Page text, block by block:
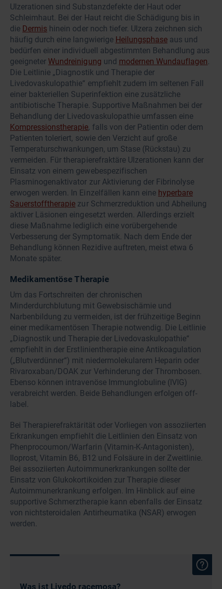
Ulzerationen sind Substanzdefekte der Haut oder
Schleimhaut. Bei der Haut reicht die Schädigung bis in
die Dermis hinein oder noch tiefer. Ulzera zeichnen sich
häufig durch eine langwierige Heilungsphase aus und
bedürfen einer individuell abgestimmten Behandlung aus
geeigneterWundreinigung und modernen Wundauflagen.
Die Leitlinie „Diagnostik und Therapie der
Livedovaskulopathie“ empfiehlt zudem im seltenen Fall
einer bakteriellen Superinfektion eine zusätzliche
antibiotische Therapie. Supportive Maßnahmen bei der
Behandlung der Livedovaskulopathie umfassen eine
Kompressionstherapie, falls von der Patientin oder dem
Patienten toleriert, sowie den Verzicht auf große
Temperaturschwankungen, um Stase (Rückstau) zu
vermeiden. Für therapierefraktäre Ulzerationen kann der
Einsatz von einem gewebespezifischen
Plasminogenaktivator zur Aktivierung der Fibrinolyse
erwogen werden. In Einzelfällen kann eine hyperbare
Sauerstofftherapie zur Schmerzreduktion und Abheilung
aktiver Läsionen eingesetzt werden. Allerdings erzielt
diese Maßnahme lediglich eine vorübergehende
Verbesserung der Symptomatik. Nach dem Ende der
Behandlung können Rezidive auftreten, meist etwa 6
Monate später.
Medikamentöse Therapie
Um das Fortschreiten der chronischen
Minderdurchblutung mit Gewebsischämie und
Narbenbildung zu vermeiden, ist der frühzeitige Beginn
einer medikamentösen Therapie notwendig. Die Leitlinie
„Diagnostik und Therapie der Livedovaskulopathie“
empfiehlt in der Erstlinientherapie eine Antikoagulation
(„Blutverdünner“) mit niedermolekularem Heparin oder
Rivaroxaban/DOAK zur Verhinderung der Thrombosen.
Ebenso können intravenöse Immunglobuline (IVIG)
verabreicht werden. Beide Behandlungen erfolgen off-
label.
Bei Therapierefraktärität oder Vorliegen von assoziierten
Erkrankungen empfiehlt die Leitlinien den Einsatz von
Phenprocoumon/Warfarin (Vitamin-K-Antagonisten),
Iloprost, Vitamin B6, B12 und Folsäure in der Zweitlinie.
Bei assoziierten Autoimmunerkrankungen sollte der
Einsatz von Glukokortikoiden zur Therapie dieser
Autoimmunerkrankung erfolgen. Im Hinblick auf eine
supportive Schmerztherapie kann ebenfalls der Einsatz
von nichtsteroidalen Antirheumatika (NSAR) erwogen
werden.
Was ist Livedo racemosa?